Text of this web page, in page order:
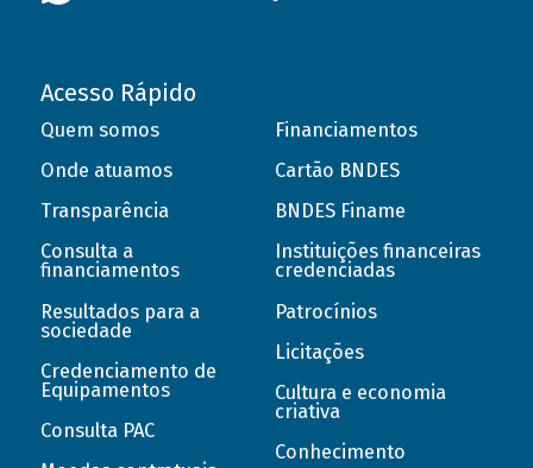
Acesso Rápido
Quem somos
Onde atuamos
Transparência
Consulta a
financiamentos
Resultados para a
sociedade
Credenciamento de
Equipamentos
Consulta PAC
Financiamentos
Cartão BNDES
BNDES Finame
Instituições financeiras
credenciadas
Patrocínios
Licitações
Cultura e economia
criativa
Conhecimento